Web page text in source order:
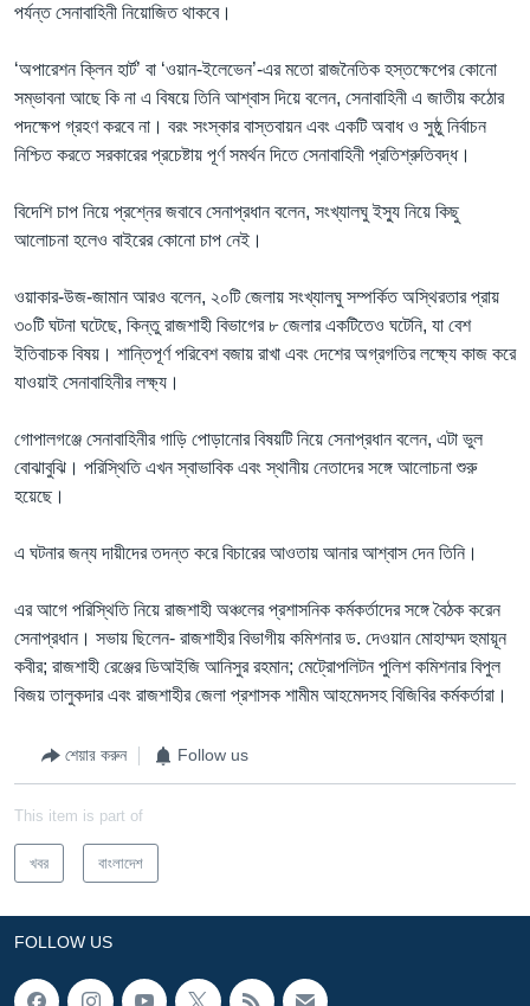
পর্যন্ত সেনাবাহিনী নিয়োজিত থাকবে।
‘অপারেশন ক্লিন হার্ট’ বা ‘ওয়ান-ইলেভেন’-এর মতো রাজনৈতিক হস্তক্ষেপের কোনো
সম্ভাবনা আছে কি না এ বিষয়ে তিনি আশ্বাস দিয়ে বলেন, সেনাবাহিনী এ জাতীয় কঠোর
পদক্ষেপ গ্রহণ করবে না। বরং সংস্কার বাস্তবায়ন এবং একটি অবাধ ও সুষ্ঠু নির্বাচন
নিশ্চিত করতে সরকারের প্রচেষ্টায় পূর্ণ সমর্থন দিতে সেনাবাহিনী প্রতিশ্রুতিবদ্ধ।
বিদেশি চাপ নিয়ে প্রশ্নের জবাবে সেনাপ্রধান বলেন, সংখ্যালঘু ইস্যু নিয়ে কিছু
আলোচনা হলেও বাইরের কোনো চাপ নেই।
ওয়াকার-উজ-জামান আরও বলেন, ২০টি জেলায় সংখ্যালঘু সম্পর্কিত অস্থিরতার প্রায়
৩০টি ঘটনা ঘটেছে, কিন্তু রাজশাহী বিভাগের ৮ জেলার একটিতেও ঘটেনি, যা বেশ
ইতিবাচক বিষয়। শান্তিপূর্ণ পরিবেশ বজায় রাখা এবং দেশের অগ্রগতির লক্ষ্যে কাজ করে
যাওয়াই সেনাবাহিনীর লক্ষ্য।
গোপালগঞ্জে সেনাবাহিনীর গাড়ি পোড়ানোর বিষয়টি নিয়ে সেনাপ্রধান বলেন, এটা ভুল
বোঝাবুঝি। পরিস্থিতি এখন স্বাভাবিক এবং স্থানীয় নেতাদের সঙ্গে আলোচনা শুরু
হয়েছে।
এ ঘটনার জন্য দায়ীদের তদন্ত করে বিচারের আওতায় আনার আশ্বাস দেন তিনি।
এর আগে পরিস্থিতি নিয়ে রাজশাহী অঞ্চলের প্রশাসনিক কর্মকর্তাদের সঙ্গে বৈঠক করেন
সেনাপ্রধান। সভায় ছিলেন- রাজশাহীর বিভাগীয় কমিশনার ড. দেওয়ান মোহাম্মদ হুমায়ূন
কবীর; রাজশাহী রেঞ্জের ডিআইজি আনিসুর রহমান; মেট্রোপলিটন পুলিশ কমিশনার বিপুল
বিজয় তালুকদার এবং রাজশাহীর জেলা প্রশাসক শামীম আহমেদসহ বিজিবির কর্মকর্তারা।
শেয়ার করুন Follow us
This item is part of
খবর বাংলাদেশ
FOLLOW US